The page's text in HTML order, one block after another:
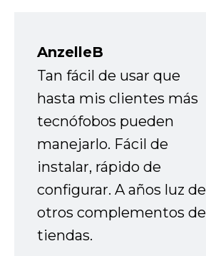
AnzelleB
Tan fácil de usar que
hasta mis clientes más
tecnófobos pueden
manejarlo. Fácil de
instalar, rápido de
configurar. A años luz de
otros complementos de
tiendas.